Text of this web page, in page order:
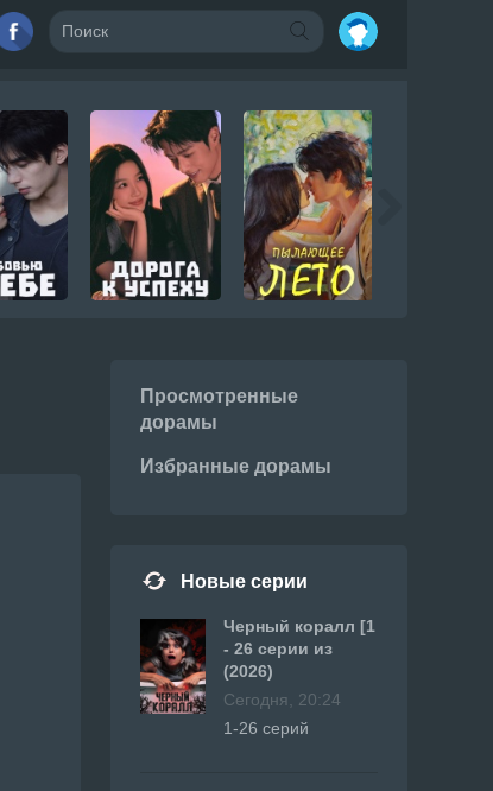
Просмотренные
дорамы
Избранные дорамы
Новые серии
Черный коралл [1
- 26 серии из
(2026)
Сегодня, 20:24
1-26 серий